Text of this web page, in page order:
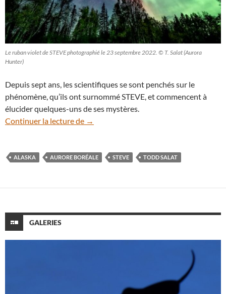
Le ruban violet de STEVE photographié le 23 septembre 2022. © T. Salat (Aurora
Hunter)
Depuis sept ans, les scientifiques se sont penchés sur le
phénomène, qu’ils ont surnommé STEVE, et commencent à
élucider quelques-uns de ses mystères.
Continuer la lecture de
Revoilà STEVE, le mystérieux ruban
→
ALASKA AURORE BORÉALE STEVE TODD SALAT
GALERIES